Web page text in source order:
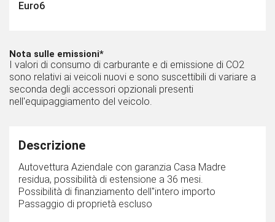
Euro6
Nota sulle emissioni*
I valori di consumo di carburante e di emissione di CO2
sono relativi ai veicoli nuovi e sono suscettibili di variare a
seconda degli accessori opzionali presenti
nell'equipaggiamento del veicolo.
Descrizione
Autovettura Aziendale con garanzia Casa Madre
residua, possibilità di estensione a 36 mesi.
Possibilità di finanziamento dell''intero importo
Passaggio di proprietà escluso